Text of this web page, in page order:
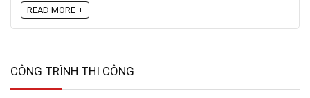
READ MORE +
CÔNG TRÌNH THI CÔNG